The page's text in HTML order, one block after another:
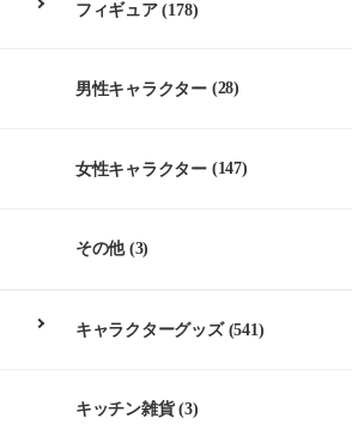
フィギュア(178)
男性キャラクター (28)
女性キャラクター (147)
その他(3)
キャラクターグッズ(541)
キッチン雑貨(3)